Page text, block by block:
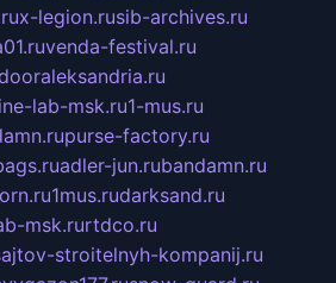
x-legion.rusib-archives.ru
venda-festival.ru
lab-msk.ru1-mus.ru
purse-factory.ru
adler-jun.rubandamn.ru
1mus.rudarksand.ru
msk.rurtdco.ru
stroitelnyh-kompanij.ru